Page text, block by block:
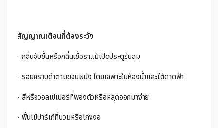
สัญญาณเตือนที่ต้องระวัง
- กลิ่นอับชื้นหรือกลิ่นเชื้อราแม้เปิดประตูรับลม
- รอยคราบดำตามขอบผนัง โดยเฉพาะในห้องน้ำและใต้ดาดฟ้า
- สีหรือวอลเปเปอร์ที่พองตัวหรือหลุดออกมาง่าย
- พื้นไม้ปาร์เก้ที่บวมหรือโก่งงอ